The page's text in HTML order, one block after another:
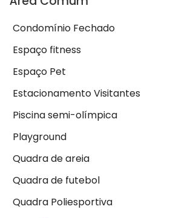
Condomínio Fechado
Espaço fitness
Espaço Pet
Estacionamento Visitantes
Piscina semi-olímpica
Playground
Quadra de areia
Quadra de futebol
Quadra Poliesportiva